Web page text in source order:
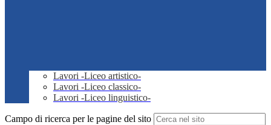
Lavori -Liceo artistico-
Lavori -Liceo classico-
Lavori -Liceo linguistico-
Campo di ricerca per le pagine del sito